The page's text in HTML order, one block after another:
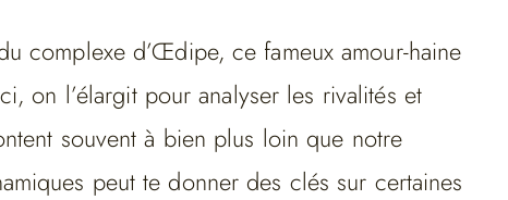
complexe d’Œdipe, ce fameux amour-haine
on l’élargit pour analyser les rivalités et
souvent à bien plus loin que notre
peut te donner des clés sur certaines